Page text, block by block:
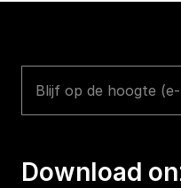
Download